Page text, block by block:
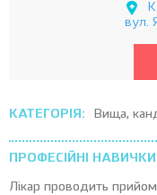
вул.
КАТЕГОРІЯ: Вища,
ПРОФЕСІЙНІ
Лікар проводить